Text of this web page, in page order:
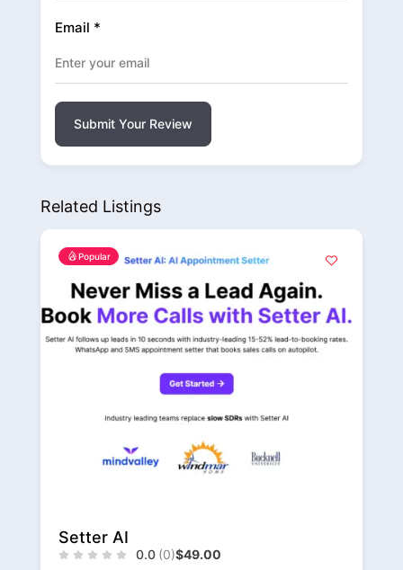
Email *
Submit Your Review
Related Listings
Popular
Setter AI
0.0 (0)$49.00